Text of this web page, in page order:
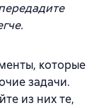
которые
задачи.
из них те,